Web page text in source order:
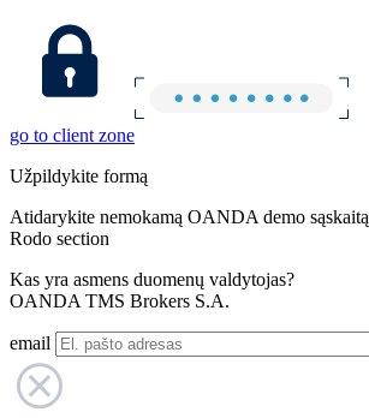
go to client zone
Užpildykite formą
Atidarykite nemokamą OANDA demo sąskaitą
Rodo section
Kas yra asmens duomenų valdytojas?
OANDA TMS Brokers S.A.
email